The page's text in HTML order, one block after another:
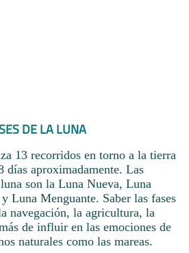
DE LA LUNA
13 recorridos en torno a la tierra
días aproximadamente. Las
son la Luna Nueva, Luna
Luna Menguante. Saber las fases
navegación, la agricultura, la
de influir en las emociones de
naturales como las mareas.